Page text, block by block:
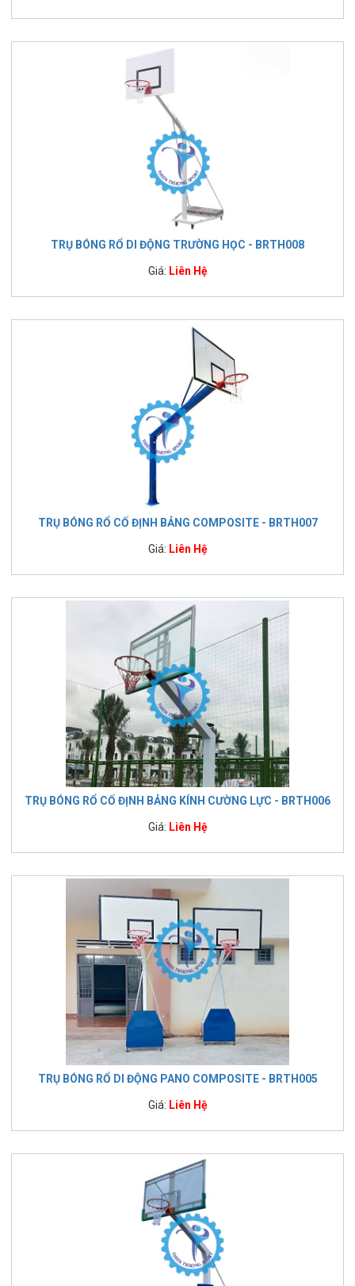
TRỤ BÓNG RỔ DI ĐỘNG TRƯỜNG HỌC - BRTH008
Giá: Liên Hệ
TRỤ BÓNG RỔ CỐ ĐỊNH BẢNG COMPOSITE - BRTH007
Giá: Liên Hệ
TRỤ BÓNG RỔ CỐ ĐỊNH BẢNG KÍNH CƯỜNG LỰC - BRTH006
Giá: Liên Hệ
TRỤ BÓNG RỔ DI ĐỘNG PANO COMPOSITE - BRTH005
Giá: Liên Hệ